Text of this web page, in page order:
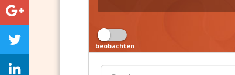
beobachten